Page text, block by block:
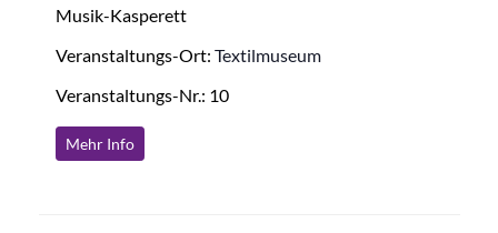
Musik-Kasperett
Veranstaltungs-Ort: Textilmuseum
Veranstaltungs-Nr.: 10
Mehr Info